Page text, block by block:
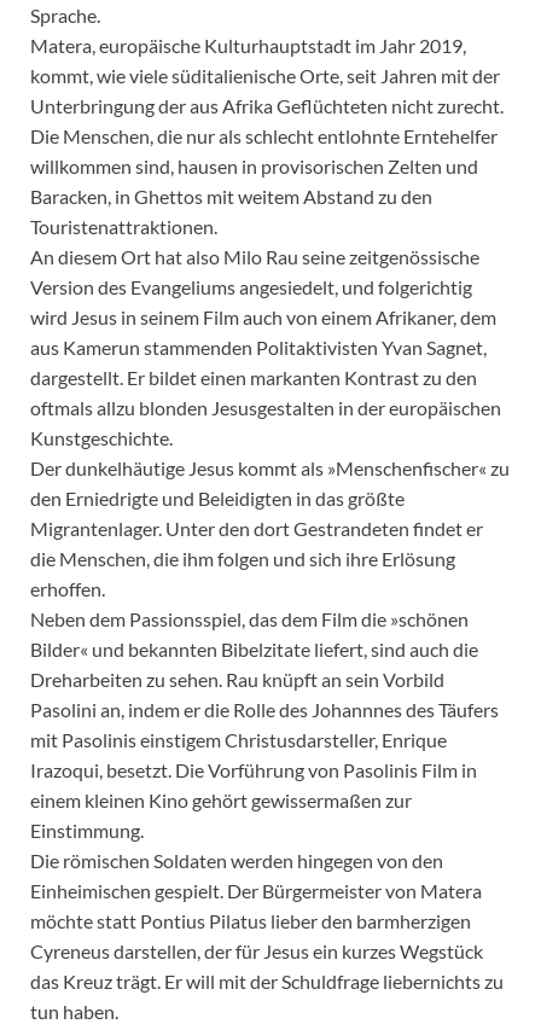
Sprache.
Matera, europäische Kulturhauptstadt im Jahr 2019,
kommt, wie viele süditalienische Orte, seit Jahren mit der
Unterbringung der aus Afrika Geflüchteten nicht zurecht.
Die Menschen, die nur als schlecht entlohnte Erntehelfer
willkommen sind, hausen in provisorischen Zelten und
Baracken, in Ghettos mit weitem Abstand zu den
Touristenattraktionen.
An diesem Ort hat also Milo Rau seine zeitgenössische
Version des Evangeliums angesiedelt, und folgerichtig
wird Jesus in seinem Film auch von einem Afrikaner, dem
aus Kamerun stammenden Politaktivisten Yvan Sagnet,
dargestellt. Er bildet einen markanten Kontrast zu den
oftmals allzu blonden Jesusgestalten in der europäischen
Kunstgeschichte.
Der dunkelhäutige Jesus kommt als »Menschenfischer« zu
den Erniedrigte und Beleidigten in das größte
Migrantenlager. Unter den dort Gestrandeten findet er
die Menschen, die ihm folgen und sich ihre Erlösung
erhoffen.
Neben dem Passionsspiel, das dem Film die »schönen
Bilder« und bekannten Bibelzitate liefert, sind auch die
Dreharbeiten zu sehen. Rau knüpft an sein Vorbild
Pasolini an, indem er die Rolle des Johannnes des Täufers
mit Pasolinis einstigem Christusdarsteller, Enrique
Irazoqui, besetzt. Die Vorführung von Pasolinis Film in
einem kleinen Kino gehört gewissermaßen zur
Einstimmung.
Die römischen Soldaten werden hingegen von den
Einheimischen gespielt. Der Bürgermeister von Matera
möchte statt Pontius Pilatus lieber den barmherzigen
Cyreneus darstellen, der für Jesus ein kurzes Wegstück
das Kreuz trägt. Er will mit der Schuldfrage liebernichts zu
tun haben.